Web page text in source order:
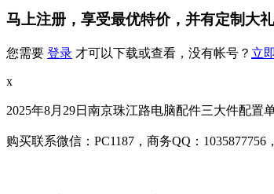
马上注册，享受最优特价，并有定制大
您需要 登录 才可以下载或查看，没有帐号？ 立
x
2025年8月29日南京珠江路电脑配件三大件配置
购买联系微信：PC1187，商务QQ：